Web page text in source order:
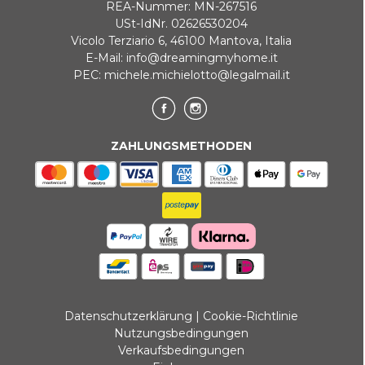
REA-Nummer: MN-267516
USt-IdNr. 02626530204
Vicolo Terziario 6, 46100 Mantova, Italia
E-Mail: info@dreamingmyhome.it
PEC: michele.michielotto@legalmail.it
ZAHLUNGSMETHODEN
Datenschutzerklärung | Cookie-Richtlinie
Nutzungsbedingungen
Verkaufsbedingungen